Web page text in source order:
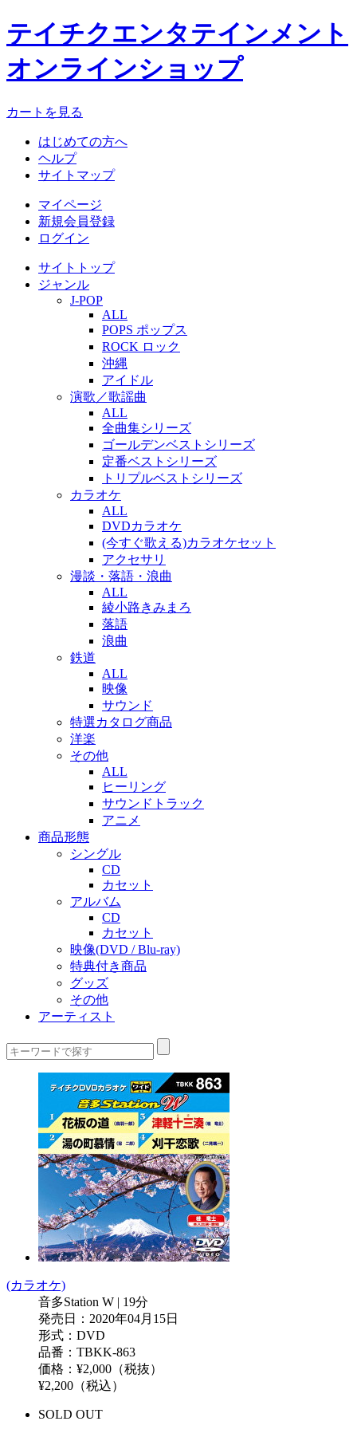
テイチクエンタテインメント
オンラインショップ
カートを見る
はじめての方へ
ヘルプ
サイトマップ
マイページ
新規会員登録
ログイン
サイトトップ
ジャンル
J-POP
ALL
POPS ポップス
ROCK ロック
沖縄
アイドル
演歌／歌謡曲
ALL
全曲集シリーズ
ゴールデンベストシリーズ
定番ベストシリーズ
トリプルベストシリーズ
カラオケ
ALL
DVDカラオケ
(今すぐ歌える)カラオケセット
アクセサリ
漫談・落語・浪曲
ALL
綾小路きみまろ
落語
浪曲
鉄道
ALL
映像
サウンド
特選カタログ商品
洋楽
その他
ALL
ヒーリング
サウンドトラック
アニメ
商品形態
シングル
CD
カセット
アルバム
CD
カセット
映像(DVD / Blu-ray)
特典付き商品
グッズ
その他
アーティスト
(カラオケ)
音多Station W | 19分
発売日：2020年04月15日
形式：DVD
品番：TBKK-863
価格：¥2,000（税抜）
¥2,200（税込）
SOLD OUT